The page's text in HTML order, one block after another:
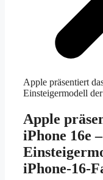
Apple präsentiert
Einsteigermodell
Apple
iPhone 16e
iPhone-16-